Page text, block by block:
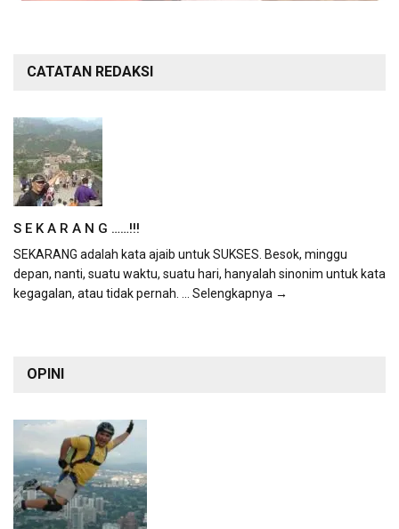
CATATAN REDAKSI
S E K A R A N G ……!!!
SEKARANG adalah kata ajaib untuk SUKSES. Besok, minggu
depan, nanti, suatu waktu, suatu hari, hanyalah sinonim untuk kata
kegagalan, atau tidak pernah. ... Selengkapnya →
OPINI